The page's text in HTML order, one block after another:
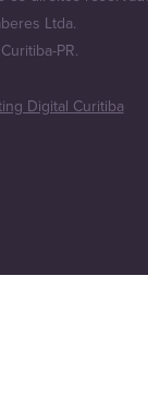
Ltda.
PR.
Digital Curitiba